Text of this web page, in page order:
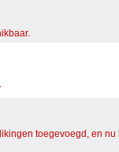
toegevoegd, en nu